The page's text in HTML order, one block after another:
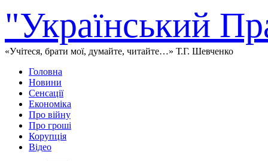
до
вмісту
"Український
«Учітеся, брати мої, думайте, читайте…» Т.Г. Шевченко
Головна
Новини
Сенсації
Економіка
Про війну
Про гроші
Корупція
Відео